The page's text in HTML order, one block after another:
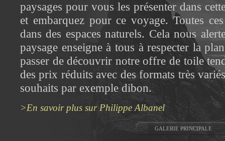
paysages pour vous les présenter dans
et embarquez pour ce voyage. Toutes
dans des espaces naturels. Cela nous
paysage enseigne à tous à respecter la
passer de découvrir notre offre de toile
des prix réduits avec des formats très
souhaits par exemple dibon.
>En savoir plus sur Philippe Albanel
GALERIE PRINCIPALE